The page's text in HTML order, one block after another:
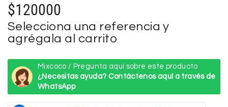
$120000
Selecciona una referencia y
agrégala al carrito
Mixcoco / Pregunta aquí sobre este producto
¿Necesitas ayuda? Contáctenos aquí a través de
WhatsApp